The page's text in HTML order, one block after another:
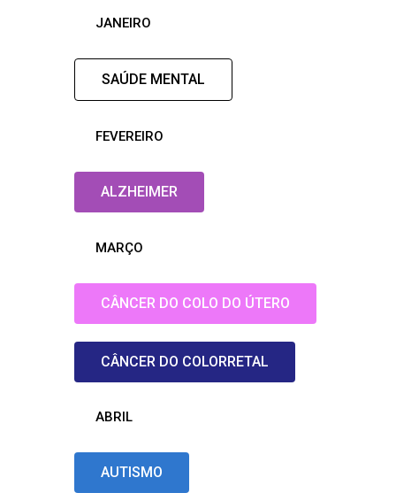
JANEIRO
SAÚDE MENTAL
FEVEREIRO
ALZHEIMER
MARÇO
CÂNCER DO COLO DO ÚTERO
CÂNCER DO COLORRETAL
ABRIL
AUTISMO